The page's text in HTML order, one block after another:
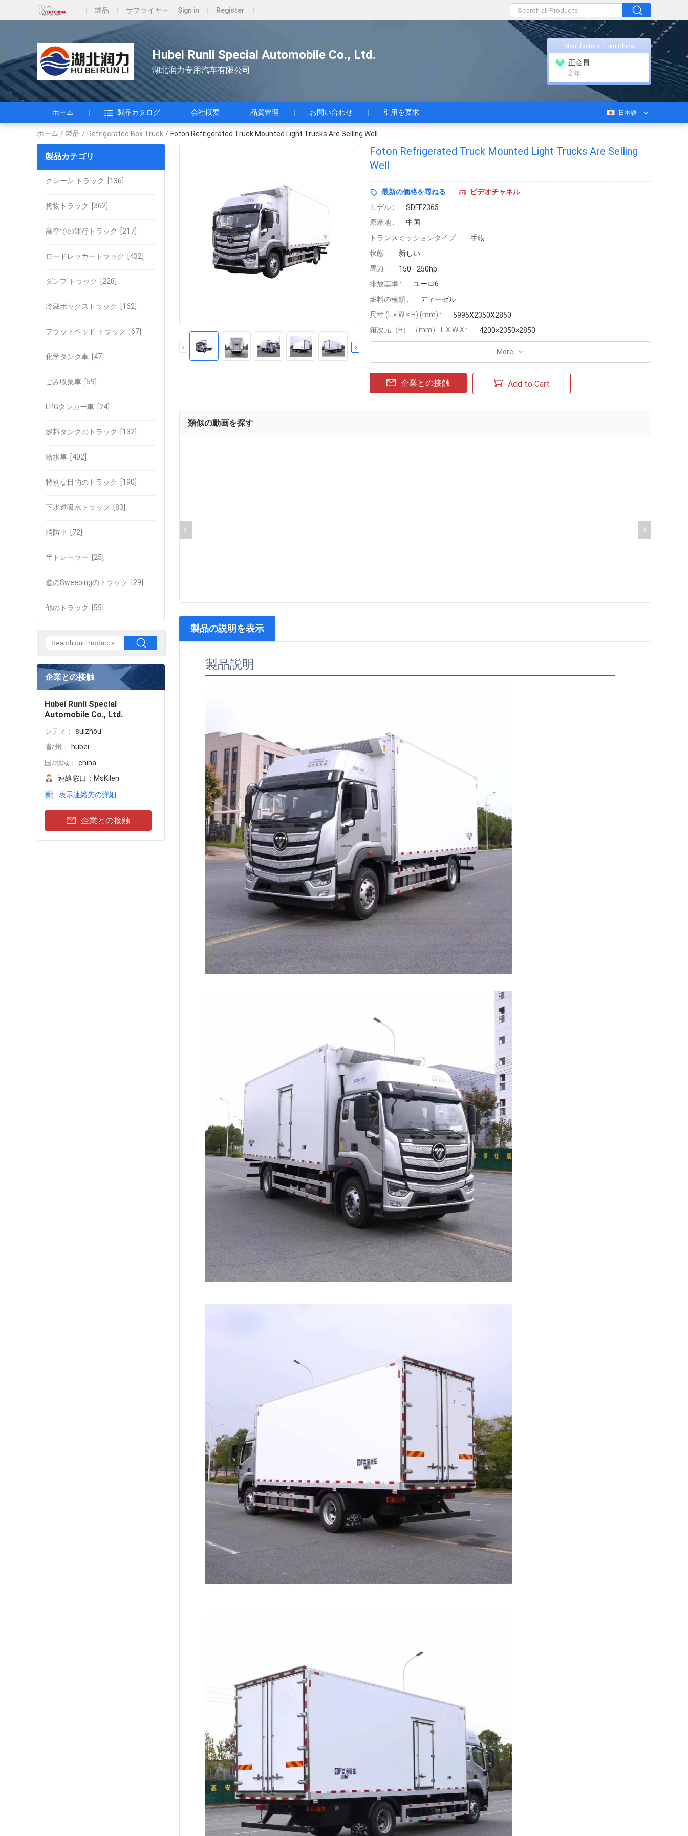
製品 サプライヤー Sign in Register
Hubei Runli Special Automobile Co., Ltd.
湖北润力专用汽车有限公司
Manufacturer from China
正会員
2 年
ホーム 製品カタログ 会社概要 品質管理 お問い合わせ 引用を要求 日本語
ホーム / 製品 / Refrigerated Box Truck / Foton Refrigerated Truck Mounted Light Trucks Are Selling Well
製品カテゴリ
クレーン トラック [136]
貨物トラック [362]
高空での運行トラック [217]
ロードレッカートラック [432]
ダンプ トラック [228]
冷蔵ボックストラック [162]
フラットベッド トラック [67]
化学タンク車 [47]
ごみ収集車 [59]
LPGタンカー車 [24]
燃料タンクのトラック [132]
給水車 [402]
特別な目的のトラック [190]
下水道吸水トラック [83]
消防車 [72]
半トレーラー [25]
道のSweepingのトラック [29]
他のトラック [55]
企業との接触
Hubei Runli Special
Automobile Co., Ltd.
シティ：
suizhou
省/州：
hubei
国/地域：
china
連絡窓口： MsKilen
表示連絡先の詳細
企業との接触
Foton Refrigerated Truck Mounted Light Trucks Are Selling
Well
最新の価格を尋ねる
ビデオチャネル
モデル :
SDFF2365
原産地 :
中国
トランスミッションタイプ :
手帳
状態 :
新しい
馬力 :
150 - 250hp
排放基準 :
ユーロ6
燃料の種類 :
ディーゼル
尺寸 (L × W × H) (mm) :
5995X2350X2850
箱次元（H） （mm） L X W X :
4200×2350×2850
More
企業との接触 Add to Cart
類似の動画を探す
製品の説明を表示
製品説明